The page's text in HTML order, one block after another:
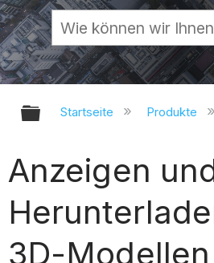
Globale
Startseite Produkte
Anzeigen
3D-